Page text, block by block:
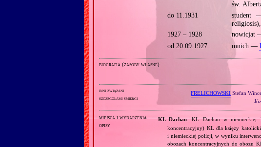
św.
do 11.1931
student
1927 – 1928
nowicjat
od 20.09.1927
mnich —
biografia (zasoby własne)
inni związani
szczegółami śmierci
FRELICHOWSKI Stefan
miejsca i wydarzenia
opisy
KL Dachau: KL Dachau w niemieckiej
koncentracyjny) KL dla księży
i niemieckiej policji, w wyniku
obozach koncentracyjnych do obozu